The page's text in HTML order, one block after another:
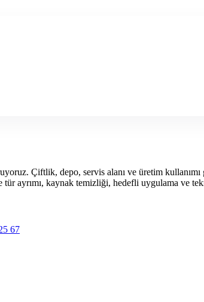
Çiftlik, depo, servis alanı ve üretim
ayrımı, kaynak temizliği, hedefli uygulama ve
67